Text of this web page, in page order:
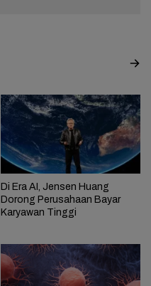
Di Era AI, Jensen Huang
Dorong Perusahaan Bayar
Karyawan Tinggi